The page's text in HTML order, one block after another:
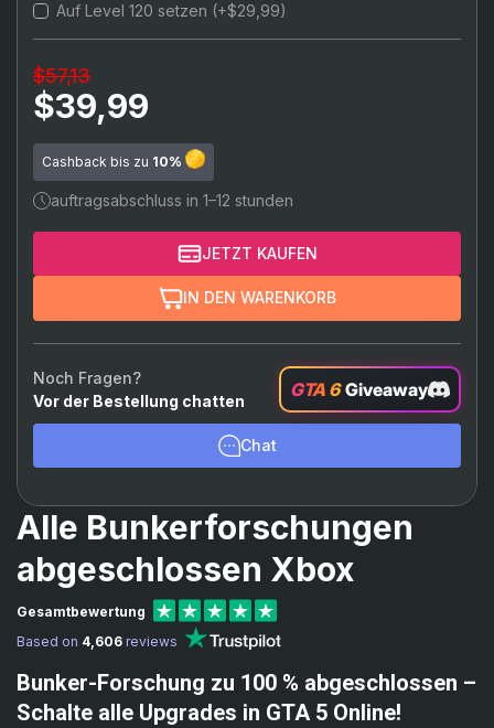
Auf Level 120 setzen (+$29,99)
$57,13
$39,99
Cashback bis zu 10%
auftragsabschluss in 1–12 stunden
JETZT KAUFEN
IN DEN WARENKORB
Noch Fragen?
Vor der Bestellung chatten
GTA 6 Giveaway
Chat
Alle Bunkerforschungen
abgeschlossen Xbox
Gesamtbewertung
Based on 4,606 reviews
Bunker-Forschung zu 100 % abgeschlossen –
Schalte alle Upgrades in GTA 5 Online!